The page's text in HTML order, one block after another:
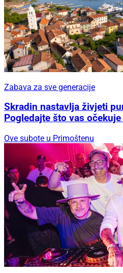
Zabava za sve generacije
Skradin nastavlja živjeti
Pogledajte što vas
Ove subote u Primoštenu